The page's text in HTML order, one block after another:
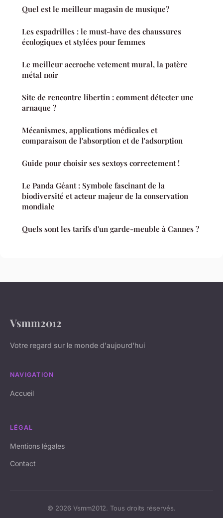
Quel est le meilleur magasin de musique?
Les espadrilles : le must-have des chaussures
écologiques et stylées pour femmes
Le meilleur accroche vetement mural, la patère
métal noir
Site de rencontre libertin : comment détecter une
arnaque ?
Mécanismes, applications médicales et
comparaison de l'absorption et de l'adsorption
Guide pour choisir ses sextoys correctement !
Le Panda Géant : Symbole fascinant de la
biodiversité et acteur majeur de la conservation
mondiale
Quels sont les tarifs d'un garde-meuble à Cannes ?
Vsmm2012
Votre regard sur le monde d'aujourd'hui
NAVIGATION
Accueil
LÉGAL
Mentions légales
Contact
© 2026 Vsmm2012. Tous droits réservés.